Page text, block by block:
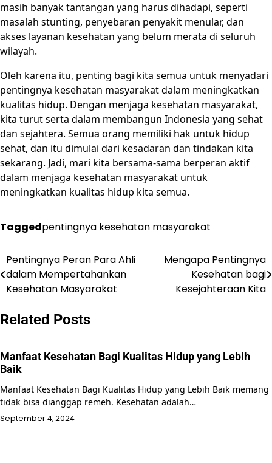
masih banyak tantangan yang harus dihadapi, seperti
masalah stunting, penyebaran penyakit menular, dan
akses layanan kesehatan yang belum merata di seluruh
wilayah.
Oleh karena itu, penting bagi kita semua untuk menyadari
pentingnya kesehatan masyarakat dalam meningkatkan
kualitas hidup. Dengan menjaga kesehatan masyarakat,
kita turut serta dalam membangun Indonesia yang sehat
dan sejahtera. Semua orang memiliki hak untuk hidup
sehat, dan itu dimulai dari kesadaran dan tindakan kita
sekarang. Jadi, mari kita bersama-sama berperan aktif
dalam menjaga kesehatan masyarakat untuk
meningkatkan kualitas hidup kita semua.
Taggedpentingnya kesehatan masyarakat
Post
navigation
Pentingnya Peran Para Ahli
dalam Mempertahankan
Kesehatan Masyarakat
Mengapa Pentingnya
Kesehatan bagi
Kesejahteraan Kita
Related Posts
Manfaat Kesehatan Bagi Kualitas Hidup yang Lebih
Baik
Manfaat Kesehatan Bagi Kualitas Hidup yang Lebih Baik memang
tidak bisa dianggap remeh. Kesehatan adalah…
September 4, 2024